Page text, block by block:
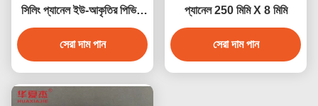
সিলিং প্যানেল ইউ-আকৃতির পিভিসি
প্যানেল
সেরা দাম পান
প্যানেল 250 মিমি X 8 মিমি
সেরা দাম পান